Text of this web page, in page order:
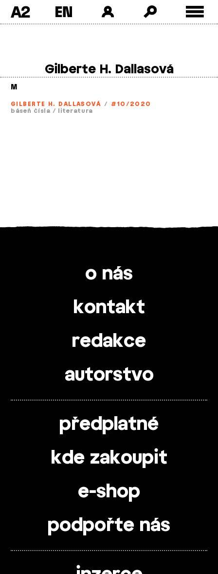
A2
Gilberte H. Dallasová
M
GILBERTE H. DALLASOVÁ / #10/2020
báseň čísla / literatura
o nás
kontakt
redakce
autorstvo
předplatné
kde zakoupit
e-shop
podpořte nás